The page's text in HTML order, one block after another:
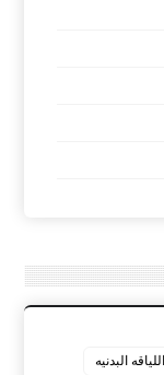
اللياقه البدنيه